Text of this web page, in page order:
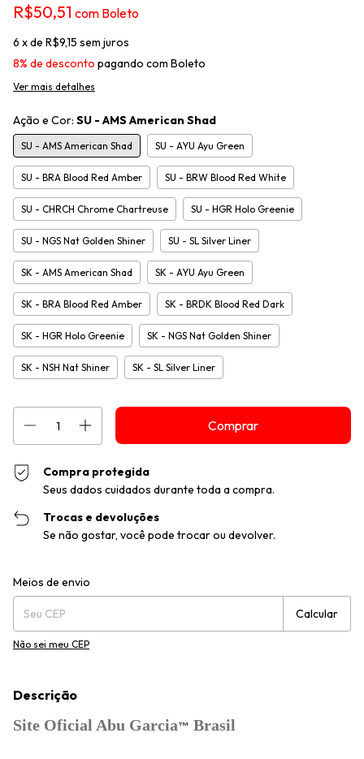
R$50,51 com Boleto
6 x de R$9,15 sem juros
8% de desconto pagando com Boleto
Ver mais detalhes
Ação e Cor: SU - AMS American Shad
SU - AMS American Shad SU - AYU Ayu Green
SU - BRA Blood Red Amber SU - BRW Blood Red White
SU - CHRCH Chrome Chartreuse SU - HGR Holo Greenie
SU - NGS Nat Golden Shiner SU - SL Silver Liner
SK - AMS American Shad SK - AYU Ayu Green
SK - BRA Blood Red Amber SK - BRDK Blood Red Dark
SK - HGR Holo Greenie SK - NGS Nat Golden Shiner
SK - NSH Nat Shiner SK - SL Silver Liner
Compra protegida
Seus dados cuidados durante toda a compra.
Trocas e devoluções
Se não gostar, você pode trocar ou devolver.
Entregas para o CEP:
Meios de envio
Calcular
Não sei meu CEP
Descrição
Site Oficial Abu Garcia™ Brasil